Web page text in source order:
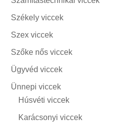
Székely viccek
Szex viccek
Szőke nős viccek
Ügyvéd viccek
Ünnepi viccek
Húsvéti viccek
Karácsonyi viccek